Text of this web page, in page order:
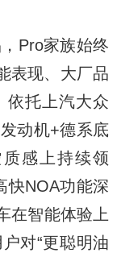
Pro家族始终
表现、大厂品
依托上汽大众
动机+德系底
感上持续领
快NOA功能深
在智能体验上
对“更聪明油